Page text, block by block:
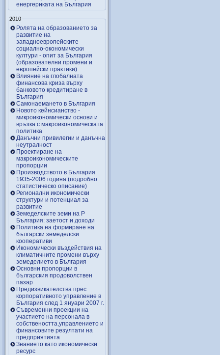
енергериката на България
2010
Ролята на образованието за
развитие на
западноевропейските
социално-окономически
култури - опит за България
(образователни промени и
европейски практики)
Влияние на глобалната
финансова криза върху
банковото кредитиране в
България
Самонаемането в България
Новото кейнсианство -
микроикономически основи и
връзка с макроикономическата
политика
Данъчни привилегии и данъчна
неутралност
Проектиране на
макроикономическите
пропорции
Производството в България
1935-2006 година (подробно
статистическо описание)
Регионални икономически
структури и потенциал за
развитие
Земеделските земи на Р
България: заетост и доходи
Политика на формиране на
български земеделски
кооперативи
Икономически въздействия на
климатичните промени върху
земеделието в България
Основни пропорции в
българския продоволствен
пазар
Предизвикателства прес
корпоративното управление в
България след 1 януари 2007 г.
Съвременни проекции на
участието на персонала в
собствеността,управлението и
финансовите резултати на
предприятията
Знанието като икономически
ресурс